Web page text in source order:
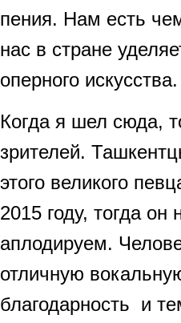
пения. Нам есть
нас в стране
оперного искусства.
Когда я шел сюда,
зрителей.
этого великого
2015 году, тогда
аплодируем.
отличную
благодарность и